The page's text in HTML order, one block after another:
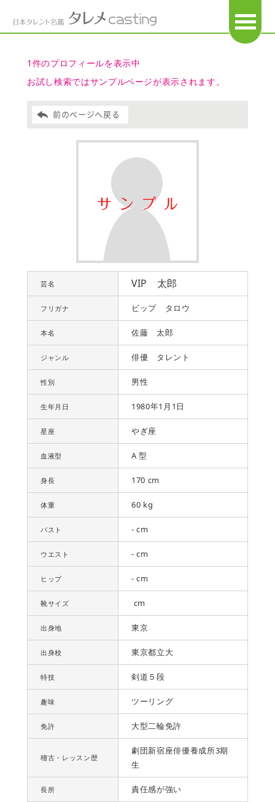
1件のプロフィールを表示中
お試し検索ではサンプルページが表示されます。
前のページへ戻る
芸名 VIP 太郎
フリガナ ビップ タロウ
本名 佐藤 太郎
ジャンル 俳優 タレント
性別 男性
生年月日 1980年1月1日
星座 やぎ座
血液型 A 型
身長 170 cm
体重 60 kg
バスト - cm
ウエスト - cm
ヒップ - cm
靴サイズ cm
出身地 東京
出身校 東京都立大
特技 剣道５段
趣味 ツーリング
免許 大型二輪免許
稽古・レッスン歴
劇団新宿座俳優養成所3期
生
長所 責任感が強い